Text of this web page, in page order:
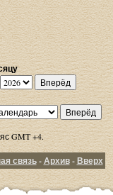
GMT +4.
связь-Архив-Вверх